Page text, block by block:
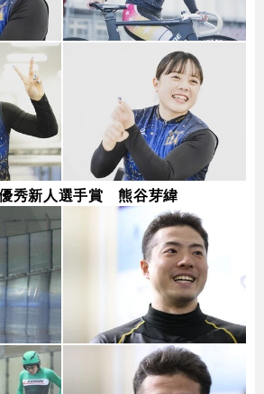
秀新人選手賞 熊谷芽緯